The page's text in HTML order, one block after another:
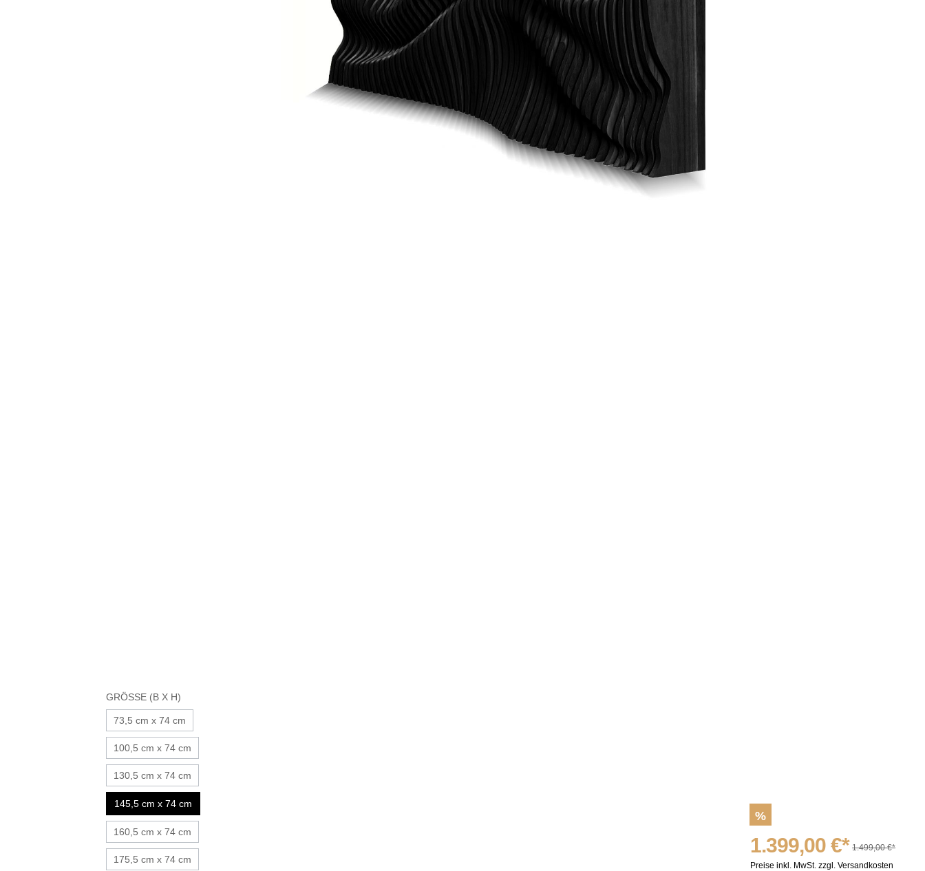
GRÖSSE (B X H)
73,5 cm x 74 cm
100,5 cm x 74 cm
130,5 cm x 74 cm
145,5 cm x 74 cm
160,5 cm x 74 cm
175,5 cm x 74 cm
%
1.399,00 €* 1.499,00 €*
Preise inkl. MwSt. zzgl. Versandkosten